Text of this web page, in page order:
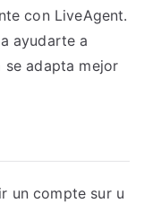
con LiveAgent.
ayudarte a
adapta mejor
un compte sur u